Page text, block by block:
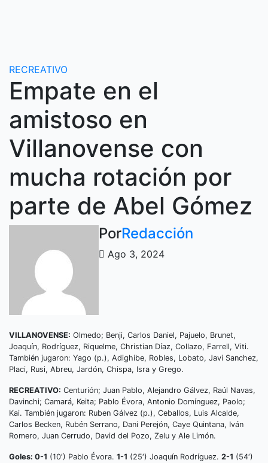
RECREATIVO
Empate en el
amistoso en
Villanovense con
mucha rotación por
parte de Abel Gómez
PorRedacción
Ago 3, 2024
VILLANOVENSE: Olmedo; Benji, Carlos Daniel, Pajuelo, Brunet,
Joaquín, Rodríguez, Riquelme, Christian Díaz, Collazo, Farrell, Viti.
También jugaron: Yago (p.), Adighibe, Robles, Lobato, Javi Sanchez,
Placi, Rusi, Abreu, Jardón, Chispa, Isra y Grego.
RECREATIVO: Centurión; Juan Pablo, Alejandro Gálvez, Raúl Navas,
Davinchi; Camará, Keita; Pablo Évora, Antonio Domínguez, Paolo;
Kai. También jugaron: Ruben Gálvez (p.), Ceballos, Luis Alcalde,
Carlos Becken, Rubén Serrano, Dani Perejón, Caye Quintana, Iván
Romero, Juan Cerrudo, David del Pozo, Zelu y Ale Limón.
Goles: 0-1 (10′) Pablo Évora. 1-1 (25′) Joaquín Rodríguez. 2-1 (54′)